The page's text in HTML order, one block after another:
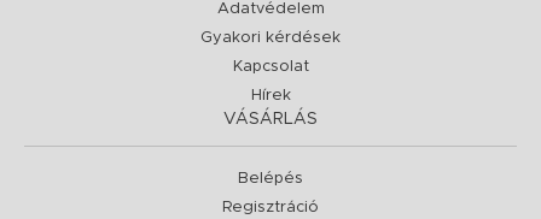
Adatvédelem
Gyakori kérdések
Kapcsolat
Hírek
VÁSÁRLÁS
Belépés
Regisztráció